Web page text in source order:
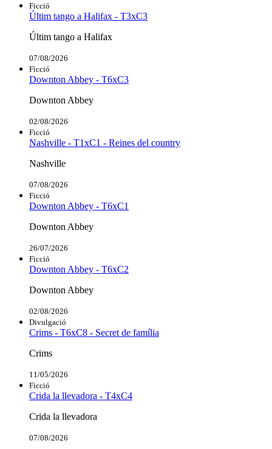
Ficció
Últim tango a Halifax - T3xC3
Últim tango a Halifax
07/08/2026
Ficció
Downton Abbey - T6xC3
Downton Abbey
02/08/2026
Ficció
Nashville - T1xC1 - Reines del country
Nashville
07/08/2026
Ficció
Downton Abbey - T6xC1
Downton Abbey
26/07/2026
Ficció
Downton Abbey - T6xC2
Downton Abbey
02/08/2026
Divulgació
Crims - T6xC8 - Secret de família
Crims
11/05/2026
Ficció
Crida la llevadora - T4xC4
Crida la llevadora
07/08/2026